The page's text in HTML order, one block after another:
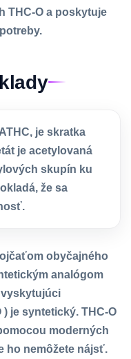
THC-O a poskytuje
je skratka
je acetylovaná
skupín ku
že sa
obyčajného
analógom
vyskytujúci
je syntetický. THC-O
moderných
ho nemôžete nájsť.